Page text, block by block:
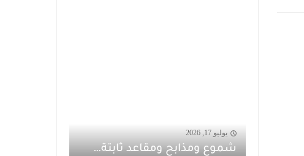
يوليو 17, 2026
شموع ومذابح ومقاعد ثابتة…